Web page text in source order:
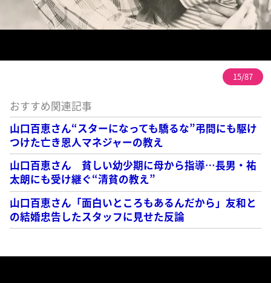
15/87
おすすめ関連記事
山口百恵さん“スターになっても驕るな”弔問にも駆け
つけた亡き恩人マネジャーの教え
山口百恵さん 貧しい幼少期に母から指導…長男・祐
太朗にも受け継ぐ“清貧の教え”
山口百恵さん「面白いところもあるんだから」友和と
の結婚忠告したスタッフに見せた反論